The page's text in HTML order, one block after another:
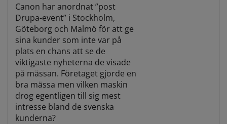
Canon har anordnat ”post
Drupa-event” i Stockholm,
Göteborg och Malmö för att ge
sina kunder som inte var på
plats en chans att se de
viktigaste nyheterna de visade
på mässan. Företaget gjorde en
bra mässa men vilken maskin
drog egentligen till sig mest
intresse bland de svenska
kunderna?